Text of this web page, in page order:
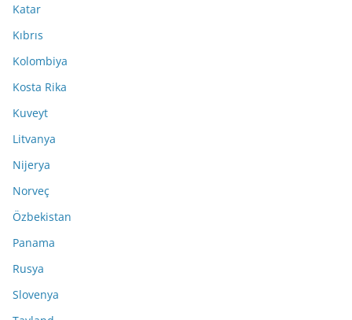
Katar
Kıbrıs
Kolombiya
Kosta Rika
Kuveyt
Litvanya
Nijerya
Norveç
Özbekistan
Panama
Rusya
Slovenya